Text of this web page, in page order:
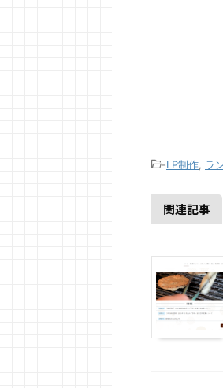
-LP制作 ラ
関連記事